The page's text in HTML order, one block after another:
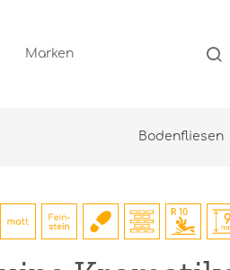
Marken
Bodenfliesen